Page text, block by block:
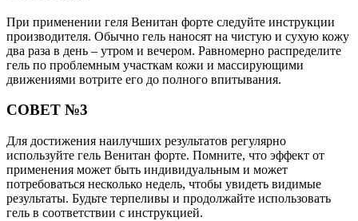
При применении геля Венитан форте следуйте инструкции
производителя. Обычно гель наносят на чистую и сухую кожу
два раза в день – утром и вечером. Равномерно распределите
гель по проблемным участкам кожи и массирующими
движениями вотрите его до полного впитывания.
СОВЕТ №3
Для достижения наилучших результатов регулярно
используйте гель Венитан форте. Помните, что эффект от
применения может быть индивидуальным и может
потребоваться несколько недель, чтобы увидеть видимые
результаты. Будьте терпеливы и продолжайте использовать
гель в соответствии с инструкцией.